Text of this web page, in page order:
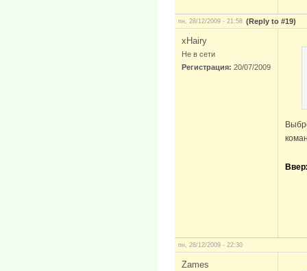
пн, 28/12/2009 - 21:58 (Reply to #19)
xHairy
Не в сети
Регистрация: 20/07/2009
пн, 28/12/2009 - 22:30
Zames